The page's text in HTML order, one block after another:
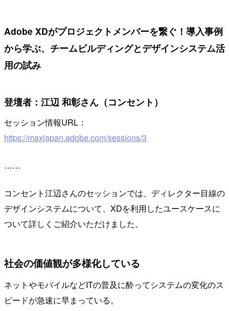
Adobe XDがプロジェクトメンバーを繋ぐ！導入事例
から学ぶ、チームビルディングとデザインシステム活
用の試み
登壇者：江辺 和彰さん（コンセント）
セッション情報URL：
https://maxjapan.adobe.com/sessions/3
……
コンセント江辺さんのセッションでは、ディレクター目線の
デザインシステムについて、XDを利用したユースケースに
ついて詳しくご紹介いただけました。
社会の価値観が多様化している
ネットやモバイルなどITの普及に酔ってシステムの変化のス
ピードが急速に早まっている。